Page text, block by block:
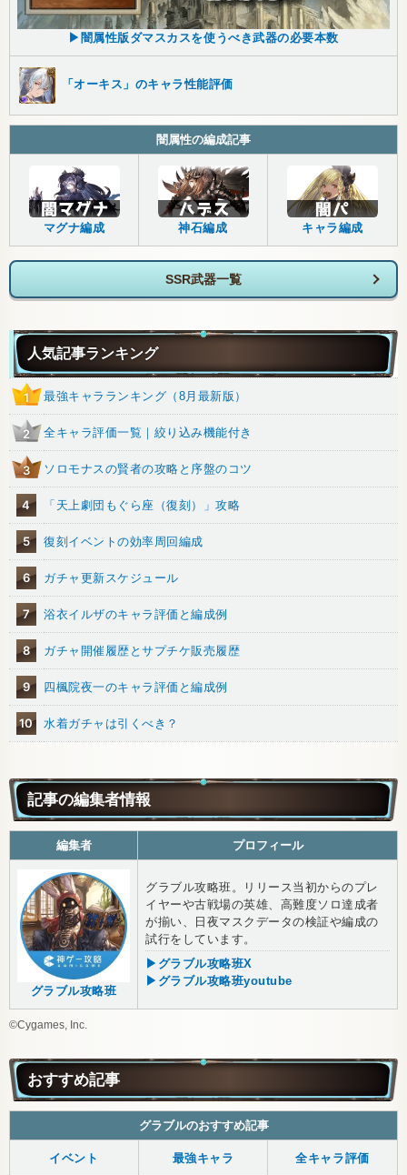
▶闇属性版ダマスカスを使うべき武器の必要本数
「オーキス」のキャラ性能評価
闇属性の編成記事
マグナ編成 神石編成 キャラ編成
SSR武器一覧
人気記事ランキング
1 最強キャラランキング（8月最新版）
2 全キャラ評価一覧｜絞り込み機能付き
3 ソロモナスの賢者の攻略と序盤のコツ
4 「天上劇団もぐら座（復刻）」攻略
5 復刻イベントの効率周回編成
6 ガチャ更新スケジュール
7 浴衣イルザのキャラ評価と編成例
8 ガチャ開催履歴とサプチケ販売履歴
9 四楓院夜一のキャラ評価と編成例
10 水着ガチャは引くべき？
記事の編集者情報
編集者 プロフィール
グラブル攻略班
グラブル攻略班。リリース当初からのプレ
イヤーや古戦場の英雄、高難度ソロ達成者
が揃い、日夜マスクデータの検証や編成の
試行をしています。
▶グラブル攻略班X
▶グラブル攻略班youtube
©Cygames, Inc.
おすすめ記事
グラブルのおすすめ記事
イベント 最強キャラ 全キャラ評価